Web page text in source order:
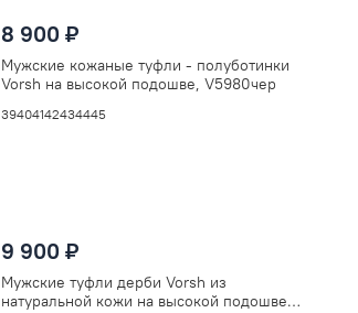
8 900 ₽
Мужские кожаные туфли - полуботинки
Vorsh на высокой подошве, V5980чер
39404142434445
9 900 ₽
Мужские туфли дерби Vorsh из
натуральной кожи на высокой подошве,